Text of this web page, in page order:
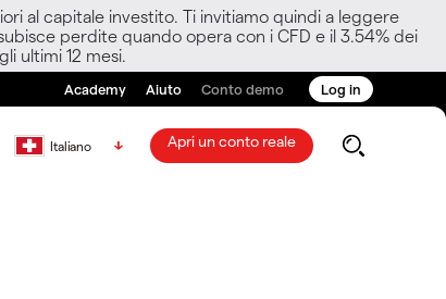
al capitale investito. Ti invitiamo quindi a leggere
perdite quando opera con i CFD e il 3.54% dei
ultimi 12 mesi.
Academy Aiuto Conto demo Log in
Italiano Apri un conto reale